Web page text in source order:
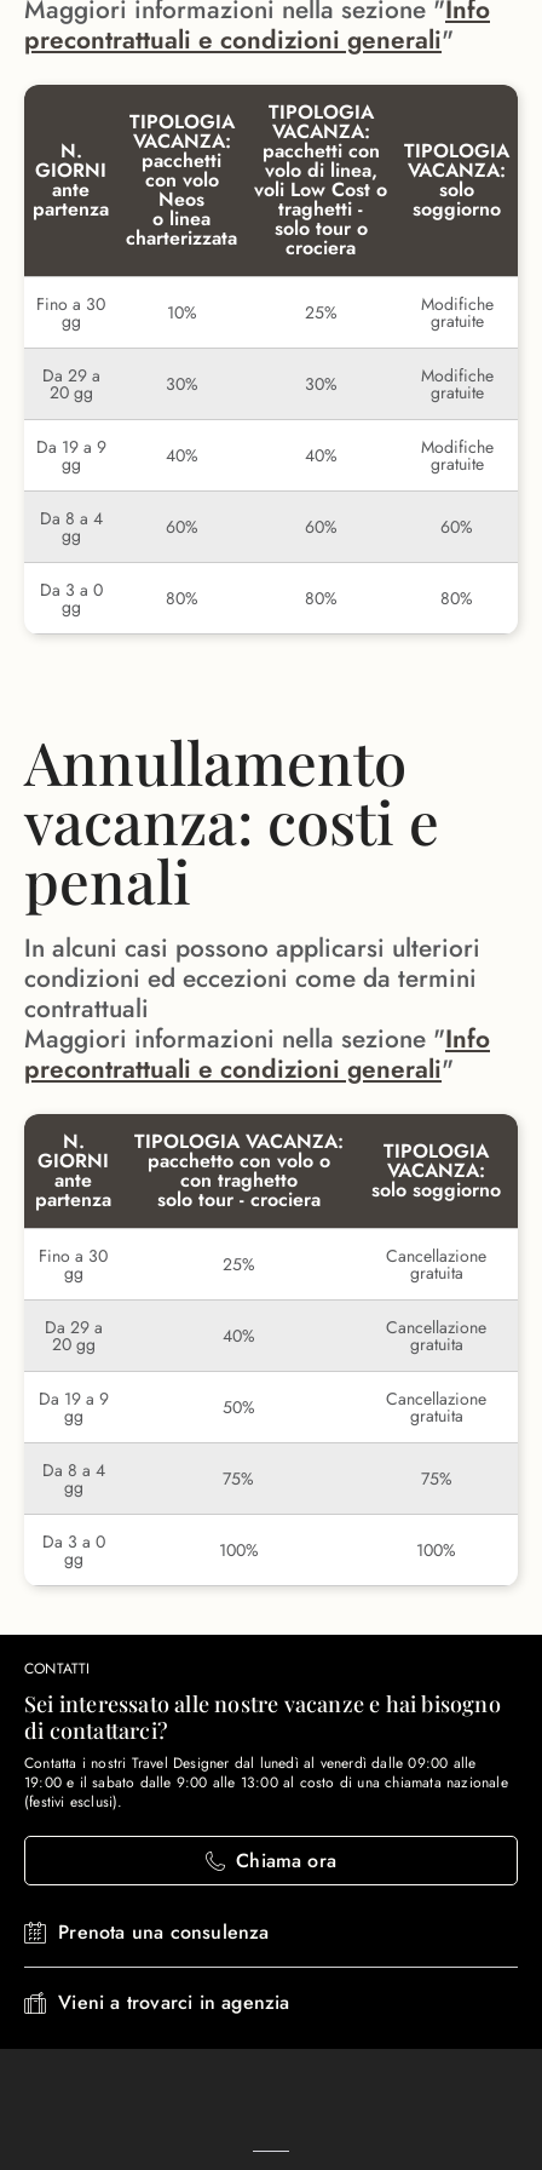
Maggiori informazioni nella sezione "Info
precontrattuali e condizioni generali"
N.
GIORNI
ante
partenza
TIPOLOGIA
VACANZA:
pacchetti
con volo
Neos
o linea
charterizzata
TIPOLOGIA
VACANZA:
pacchetti con
volo di linea,
voli Low Cost o
traghetti -
solo tour o
crociera
TIPOLOGIA
VACANZA:
solo
soggiorno
Fino a 30
gg 10% 25% Modifiche
gratuite
Da 29 a
20 gg 30% 30% Modifiche
gratuite
Da 19 a 9
gg 40% 40% Modifiche
gratuite
Da 8 a 4
gg 60% 60% 60%
Da 3 a 0
gg 80% 80% 80%
Annullamento
vacanza: costi e
penali
In alcuni casi possono applicarsi ulteriori
condizioni ed eccezioni come da termini
contrattuali
Maggiori informazioni nella sezione "Info
precontrattuali e condizioni generali"
N.
GIORNI
ante
partenza
TIPOLOGIA VACANZA:
pacchetto con volo o
con traghetto
solo tour - crociera
TIPOLOGIA
VACANZA:
solo soggiorno
Fino a 30
gg 25% Cancellazione
gratuita
Da 29 a
20 gg 40% Cancellazione
gratuita
Da 19 a 9
gg 50% Cancellazione
gratuita
Da 8 a 4
gg 75% 75%
Da 3 a 0
gg 100% 100%
CONTATTI
Sei interessato alle nostre vacanze e hai bisogno
di contattarci?
Contatta i nostri Travel Designer dal lunedì al venerdì dalle 09:00 alle
19:00 e il sabato dalle 9:00 alle 13:00 al costo di una chiamata nazionale
(festivi esclusi).
Chiama ora
Prenota una consulenza
Vieni a trovarci in agenzia